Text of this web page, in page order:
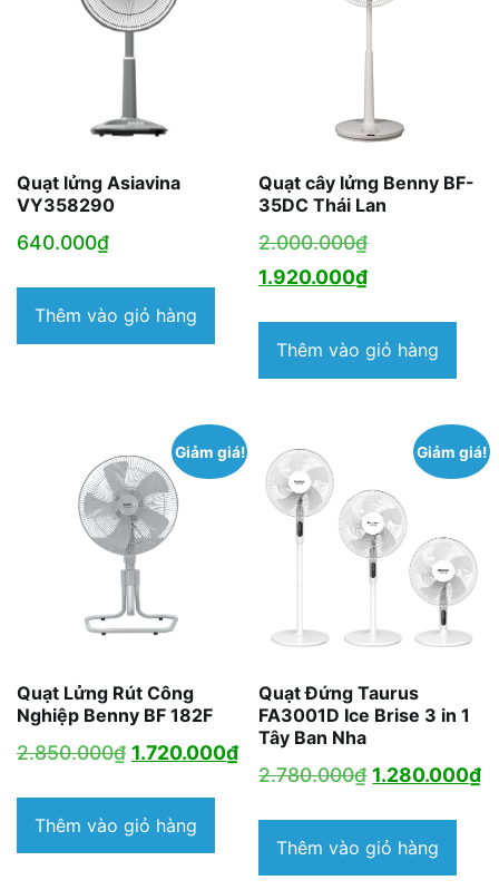
Quạt lửng Asiavina
VY358290
640.000₫
Thêm vào giỏ hàng
Quạt cây lửng Benny BF-
35DC Thái Lan
2.000.000₫Giá
gốc
2.000.000₫.
1.920.000₫Giá
tại
là:
Thêm vào giỏ hàng
Giảm giá!
Quạt Lửng Rút Công
Nghiệp Benny BF 182F
2.850.000₫ Giá
là:
2.850.000₫.
1.720.000₫Giá
hiện
tại
Thêm vào giỏ hàng
Giảm giá!
Quạt Đứng Taurus
FA3001D Ice Brise 3 in 1
Tây Ban Nha
2.780.000₫ Giá
là:
2.780.000₫.
1.280.000₫
Thêm vào giỏ hàng